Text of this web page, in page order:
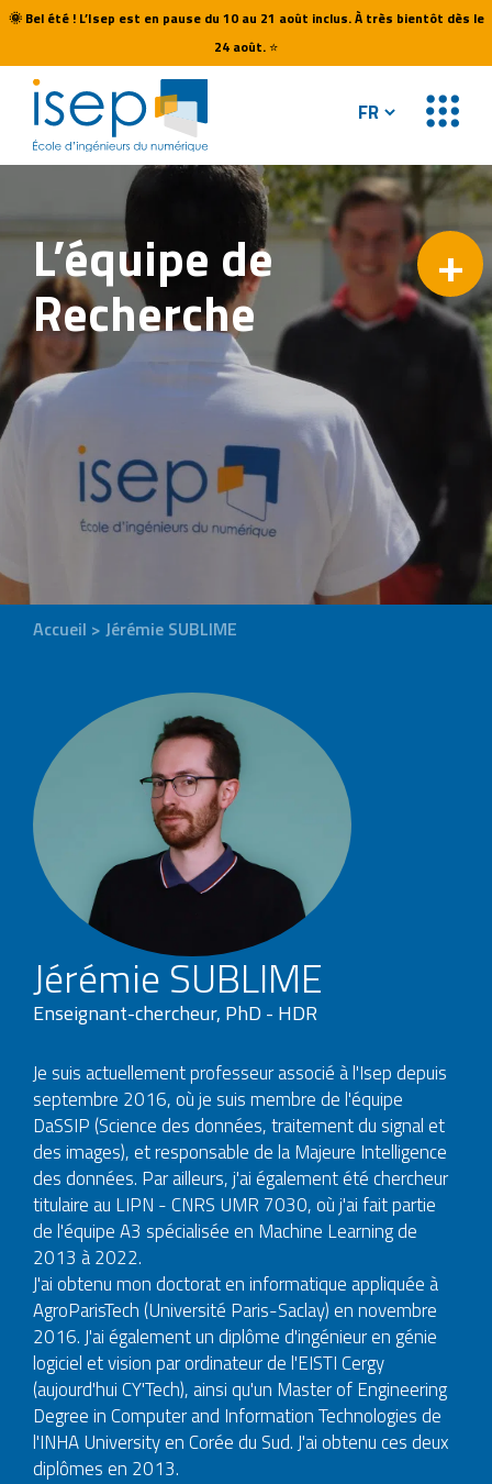
🌞Bel été ! L’Isep est en pause du 10 au 21 août inclus. À très bientôt dès le
24 août. ⭐
+
L’équipe de
Recherche
Accueil > Jérémie SUBLIME
Jérémie SUBLIME
Enseignant-chercheur, PhD - HDR
Je suis actuellement professeur associé à l'Isep depuis
septembre 2016, où je suis membre de l'équipe
DaSSIP (Science des données, traitement du signal et
des images), et responsable de la Majeure Intelligence
des données. Par ailleurs, j'ai également été chercheur
titulaire au LIPN - CNRS UMR 7030, où j'ai fait partie
de l'équipe A3 spécialisée en Machine Learning de
2013 à 2022.
J'ai obtenu mon doctorat en informatique appliquée à
AgroParisTech (Université Paris-Saclay) en novembre
2016. J'ai également un diplôme d'ingénieur en génie
logiciel et vision par ordinateur de l'EISTI Cergy
(aujourd'hui CY'Tech), ainsi qu'un Master of Engineering
Degree in Computer and Information Technologies de
l'INHA University en Corée du Sud. J'ai obtenu ces deux
diplômes en 2013.